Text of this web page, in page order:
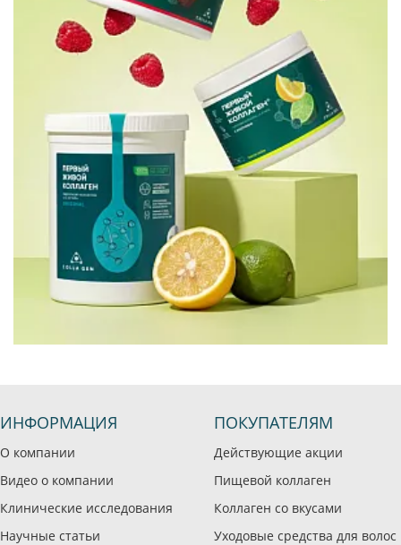
ИНФОРМАЦИЯ
О компании
Видео о компании
Клинические исследования
Научные статьи
ПОКУПАТЕЛЯМ
Действующие акции
Пищевой коллаген
Коллаген со вкусами
Уходовые средства для волос